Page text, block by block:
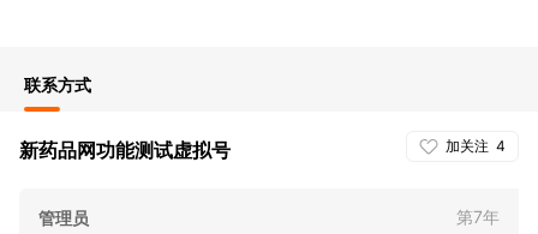
联系方式
加关注 4
新药品网功能测试虚拟号
管理员 第7年